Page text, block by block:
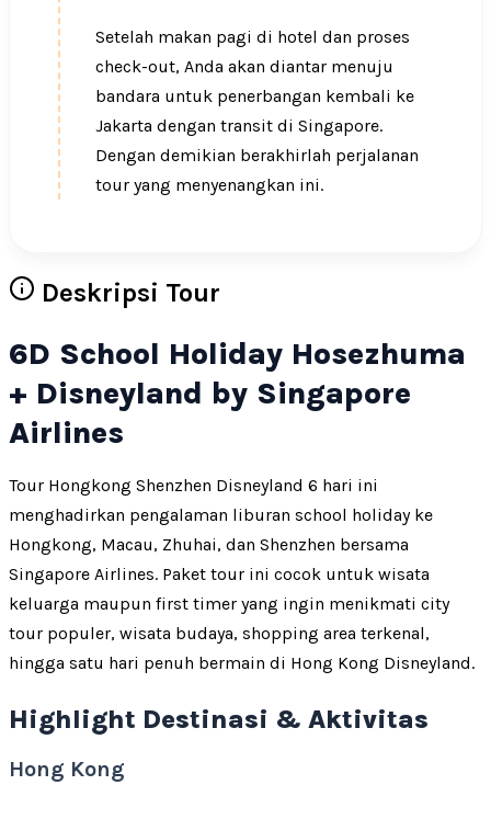
Setelah makan pagi di hotel dan proses
check-out, Anda akan diantar menuju
bandara untuk penerbangan kembali ke
Jakarta dengan transit di Singapore.
Dengan demikian berakhirlah perjalanan
tour yang menyenangkan ini.
Deskripsi Tour
6D School Holiday Hosezhuma
+ Disneyland by Singapore
Airlines
Tour Hongkong Shenzhen Disneyland 6 hari ini
menghadirkan pengalaman liburan school holiday ke
Hongkong, Macau, Zhuhai, dan Shenzhen bersama
Singapore Airlines. Paket tour ini cocok untuk wisata
keluarga maupun first timer yang ingin menikmati city
tour populer, wisata budaya, shopping area terkenal,
hingga satu hari penuh bermain di Hong Kong Disneyland.
Highlight Destinasi & Aktivitas
Hong Kong